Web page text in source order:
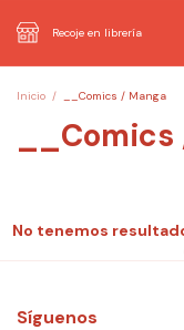
Recoje en librería
Inicio / __Comics / Manga
No tenemos
Síguenos